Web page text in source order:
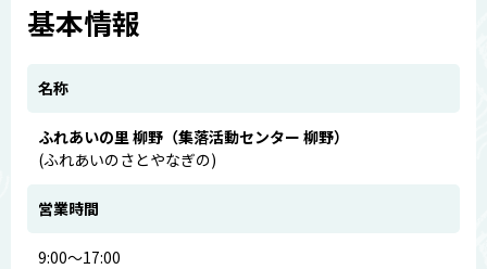
基本情報
名称
ふれあいの里 柳野（集落活動センター 柳野）
(ふれあいのさとやなぎの)
営業時間
9:00～17:00